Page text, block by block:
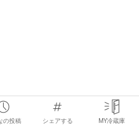
の投稿 シェアする MY冷蔵庫